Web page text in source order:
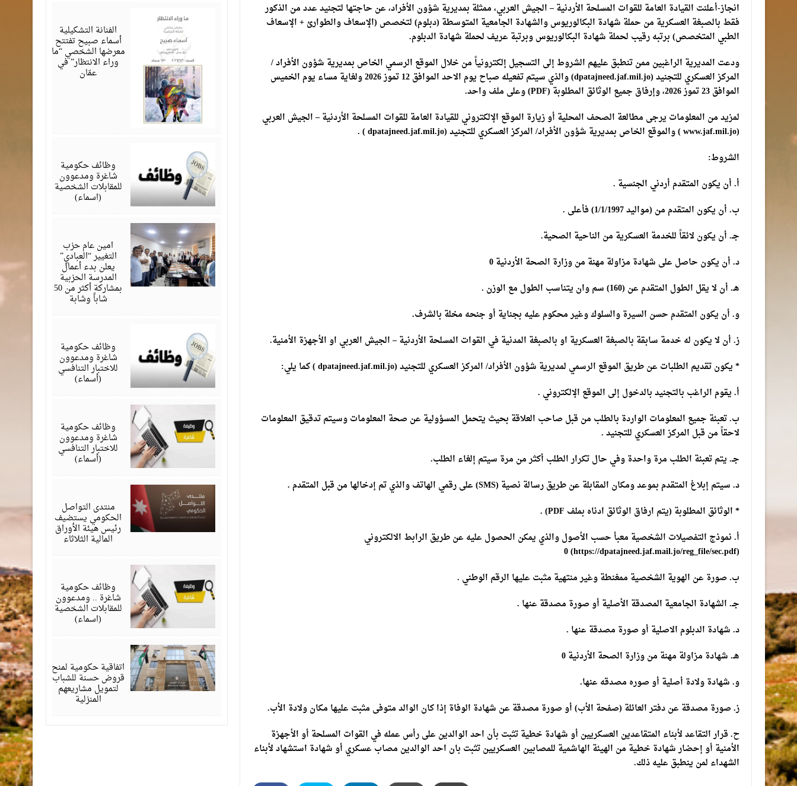
انجاز-أعلنت القيادة العامة للقوات المسلحة الأردنية – الجيش العربي، ممثلة بمديرية شؤون الأفراد، عن حاجتها لتجنيد عدد من الذكور
فقط بالصبغة العسكرية من حملة شهادة البكالوريوس والشهادة الجامعية المتوسطة (دبلوم) لتخصص (الإسعاف والطوارئ + الإسعاف
الطبي المتخصص) برتبه رقيب لحملة شهادة البكالوريوس وبرتبة عريف لحملة شهادة الدبلوم.
ودعت المديرية الراغبين ممن تنطبق عليهم الشروط إلى التسجيل إلكترونياً من خلال الموقع الرسمي الخاص بمديرية شؤون الأفراد /
المركز العسكري للتجنيد (dpatajneed.jaf.mil.jo) والذي سيتم تفعيله صباح يوم الاحد الموافق 12 تموز 2026 ولغاية مساء يوم الخميس
الموافق 23 تموز 2026، وإرفاق جميع الوثائق المطلوبة (PDF) وعلى ملف واحد.
لمزيد من المعلومات يرجى مطالعة الصحف المحلية أو زيارة الموقع الإلكتروني للقيادة العامة للقوات المسلحة الأردنية – الجيش العربي
(www.jaf.mil.jo ) والموقع الخاص بمديرية شؤون الأفراد/ المركز العسكري للتجنيد (dpatajneed.jaf.mil.jo ) .
الشروط:
أ. أن يكون المتقدم أردني الجنسية .
ب. أن يكون المتقدم من (مواليد 1/1/1997) فأعلى .
جـ. أن يكون لائقاً للخدمة العسكرية من الناحية الصحية.
د. أن يكون حاصل على شهادة مزاولة مهنة من وزارة الصحة الأردنية 0
هـ. أن لا يقل الطول المتقدم عن (160) سم وان يتناسب الطول مع الوزن .
و. أن يكون المتقدم حسن السيرة والسلوك وغير محكوم عليه بجناية أو جنحه مخلة بالشرف.
ز. أن لا يكون له خدمة سابقة بالصبغة العسكرية او بالصبغة المدنية في القوات المسلحة الأردنية – الجيش العربي او الأجهزة الأمنية.
* يكون تقديم الطلبات عن طريق الموقع الرسمي لمديرية شؤون الأفراد/ المركز العسكري للتجنيد (dpatajneed.jaf.mil.jo ) كما يلي:
أ. يقوم الراغب بالتجنيد بالدخول إلى الموقع الإلكتروني .
ب. تعبئة جميع المعلومات الواردة بالطلب من قبل صاحب العلاقة بحيث يتحمل المسؤولية عن صحة المعلومات وسيتم تدقيق المعلومات
لاحقاً من قبل المركز العسكري للتجنيد .
جـ. يتم تعبئة الطلب مرة واحدة وفي حال تكرار الطلب أكثر من مرة سيتم إلغاء الطلب.
د. سيتم إبلاغ المتقدم بموعد ومكان المقابلة عن طريق رسالة نصية (SMS) على رقمي الهاتف والذي تم إدخالها من قبل المتقدم .
* الوثائق المطلوبة (يتم ارفاق الوثائق ادناه بملف PDF) .
أ. نموذج التفصيلات الشخصية معبأ حسب الأصول والذي يمكن الحصول عليه عن طريق الرابط الالكتروني
(https://dpatajneed.jaf.mail.jo/reg_file/sec.pdf) 0
ب. صورة عن الهوية الشخصية ممغنطة وغير منتهية مثبت عليها الرقم الوطني .
جـ. الشهادة الجامعية المصدقة الأصلية أو صورة مصدقة عنها .
د. شهادة الدبلوم الاصلية أو صورة مصدقة عنها .
هـ. شهادة مزاولة مهنة من وزارة الصحة الأردنية 0
و. شهادة ولادة أصلية أو صوره مصدقه عنها.
ز. صورة مصدقة عن دفتر العائلة (صفحة الأب) أو صورة مصدقة عن شهادة الوفاة إذا كان الوالد متوفى مثبت عليها مكان ولادة الأب.
ح. قرار التقاعد لأبناء المتقاعدين العسكريين أو شهادة خطية تثبت بأن احد الوالدين على رأس عمله في القوات المسلحة أو الأجهزة
الأمنية أو إحضار شهادة خطية من الهيئة الهاشمية للمصابين العسكريين تثبت بان احد الوالدين مصاب عسكري أو شهادة استشهاد لأبناء
الشهداء لمن ينطبق عليه ذلك.
الفنانة التشكيلية
أسماء صبيح تفتتح
معرضها الشخصي “ما
وراء الانتظار” في
عمّان
وظائف حكومية
شاغرة ومدعوون
للمقابلات الشخصية
(اسماء)
امين عام حزب
التغيير “العبادي”
يعلن بدء أعمال
المدرسة الحزبية
بمشاركة أكثر من 50
شاباً وشابة
وظائف حكومية
شاغرة ومدعوون
للاختبار التنافسي
(أسماء)
وظائف حكومية
شاغرة ومدعوون
للاختبار التنافسي
(أسماء)
منتدى التواصل
الحكومي يستضيف
رئيس هيئة الأوراق
المالية الثلاثاء
وظائف حكومية
شاغرة .. ومدعوون
للمقابلات الشخصية
(اسماء)
أبريل
2026
اتفاقية حكومية لمنح
قروض حسنة للشباب
لتمويل مشاريعهم
المنزلية
أبريل
2026